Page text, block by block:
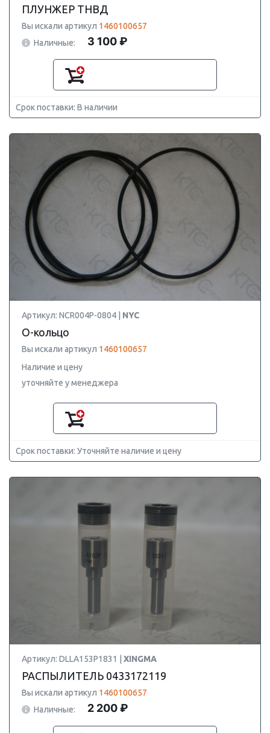
ПЛУНЖЕР ТНВД
Вы искали артикул 1460100657
Наличные:
3 100 ₽
Срок поставки: В наличии
Артикул: NCR004P-0804 | NYC
О-кольцо
Вы искали артикул 1460100657
Наличие и цену
уточняйте у менеджера
Срок поставки: Уточняйте наличие и цену
Артикул: DLLA153P1831 | XINGMA
РАСПЫЛИТЕЛЬ 0433172119
Вы искали артикул 1460100657
Наличные:
2 200 ₽